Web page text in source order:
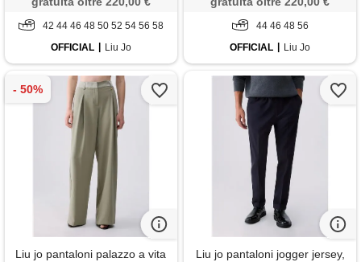
42 44 46 48 50 52 54 56 58
OFFICIAL
Liu Jo
44 46 48 56
OFFICIAL
Liu Jo
Liu jo pantaloni palazzo a vita
Liu jo pantaloni jogger jersey,